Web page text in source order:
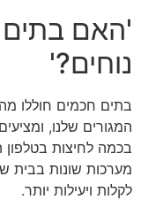
'האם
נוחים?'
בתים חכמים חוללו
המגורים שלנו,
בכמה לחיצות
מערכות שונות בבית
לקלות ויעילות יותר.